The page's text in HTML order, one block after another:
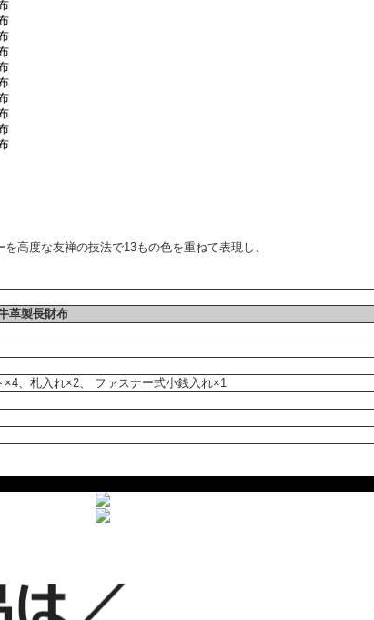
高度な友禅の技法で13もの色を重ねて表現し、
革製長財布
、札入れ×2、 ファスナー式小銭入れ×1